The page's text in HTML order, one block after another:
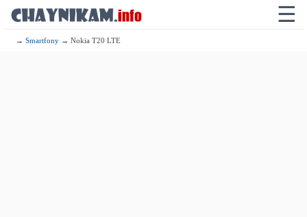
☰
→Smartfony → Nokia T20 LTE